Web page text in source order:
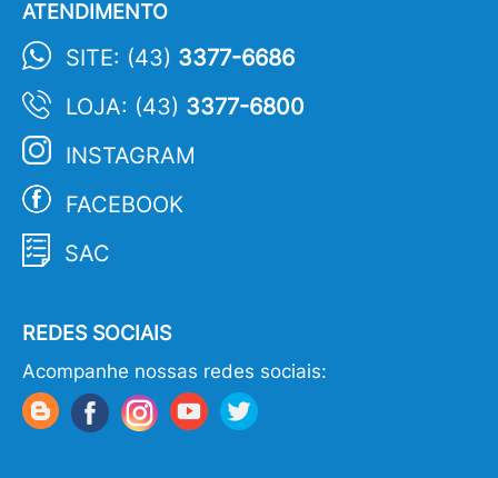
ATENDIMENTO
SITE: (43) 3377-6686
LOJA: (43) 3377-6800
INSTAGRAM
FACEBOOK
SAC
REDES SOCIAIS
Acompanhe nossas redes sociais: